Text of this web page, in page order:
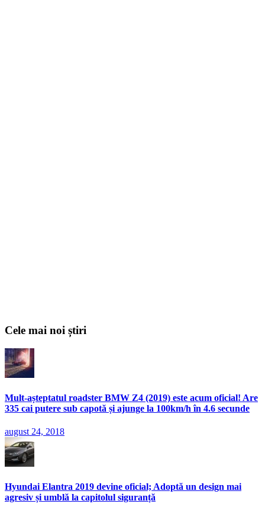
Cele mai noi știri
Mult-așteptatul roadster BMW Z4 (2019) este acum oficial! Are
335 cai putere sub capotă și ajunge la 100km/h în 4.6 secunde
august 24, 2018
Hyundai Elantra 2019 devine oficial; Adoptă un design mai
agresiv și umblă la capitolul siguranță